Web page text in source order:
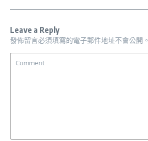
Leave a Reply
發佈留言必須填寫的電子郵件地址不會公開。